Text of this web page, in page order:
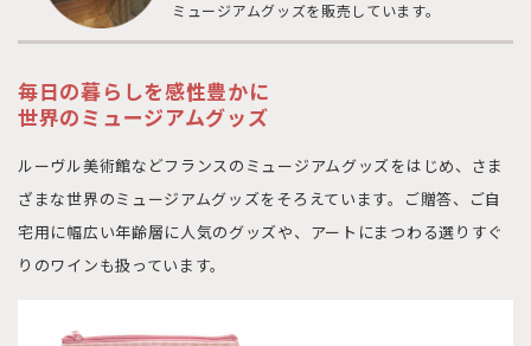
ミュージアムグッズを販売しています。
毎日の暮らしを感性豊かに
世界のミュージアムグッズ
ルーヴル美術館などフランスのミュージアムグッズをはじめ、さま
ざまな世界のミュージアムグッズをそろえています。ご贈答、ご自
宅用に幅広い年齢層に人気のグッズや、アートにまつわる選りすぐ
りのワインも扱っています。